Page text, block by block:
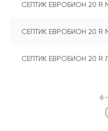
СЕПТИК ЕВРОБИОН 20 R
СЕПТИК ЕВРОБИОН 20 R
СЕПТИК ЕВРОБИОН 20 R